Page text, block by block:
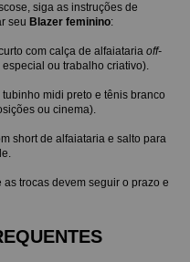
siga as instruções de
seu Blazer feminino:
com calça de alfaiataria off-
ou trabalho criativo).
midi preto e tênis branco
ou cinema).
short de alfaiataria e salto para
trocas devem seguir o prazo e